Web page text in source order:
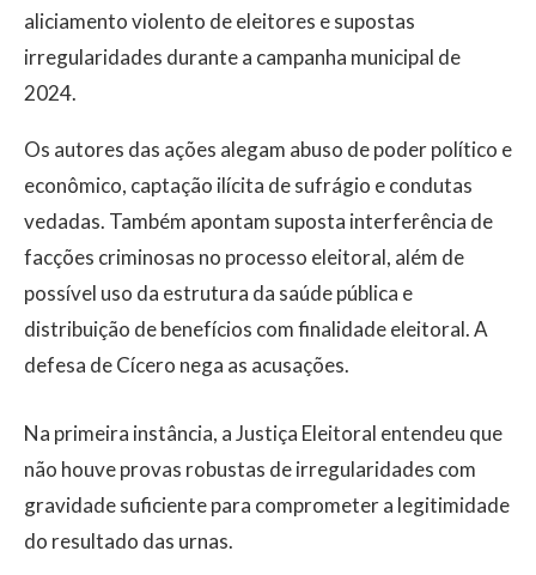
aliciamento violento de eleitores e supostas
irregularidades durante a campanha municipal de
2024.
Os autores das ações alegam abuso de poder político e
econômico, captação ilícita de sufrágio e condutas
vedadas. Também apontam suposta interferência de
facções criminosas no processo eleitoral, além de
possível uso da estrutura da saúde pública e
distribuição de benefícios com finalidade eleitoral. A
defesa de Cícero nega as acusações.
Na primeira instância, a Justiça Eleitoral entendeu que
não houve provas robustas de irregularidades com
gravidade suficiente para comprometer a legitimidade
do resultado das urnas.